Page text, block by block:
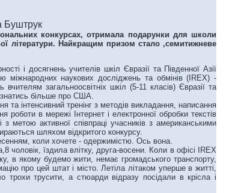
Буштрук
конкурсах, отримала подарунки для школи
літератури. Найкращим призом стало ,семитижневе
і досягнень учителів шкіл Євразії та Південної Азії
наукових досліджень та обмінів (IREX) -
загальноосвітніх шкіл (5-11 класів) Євразії та
більше про США.
та інтенсивний тренінг з методів викладання, написання
роботи в мережі Інтернет і електронної обробки текстів
метою активної співпраці учасників з американськими
шляхом відкритого конкурсу.
коли хочете - одержимістю. Ось вона.
їздила влітку, друга-восени. Коли в офісі IREX
в якому будемо жити, немає громадського транспорту,
про цей штат і місто. Летіла літаком уперше в житті,
трусити, а стюарди відразу посідали в крісла і